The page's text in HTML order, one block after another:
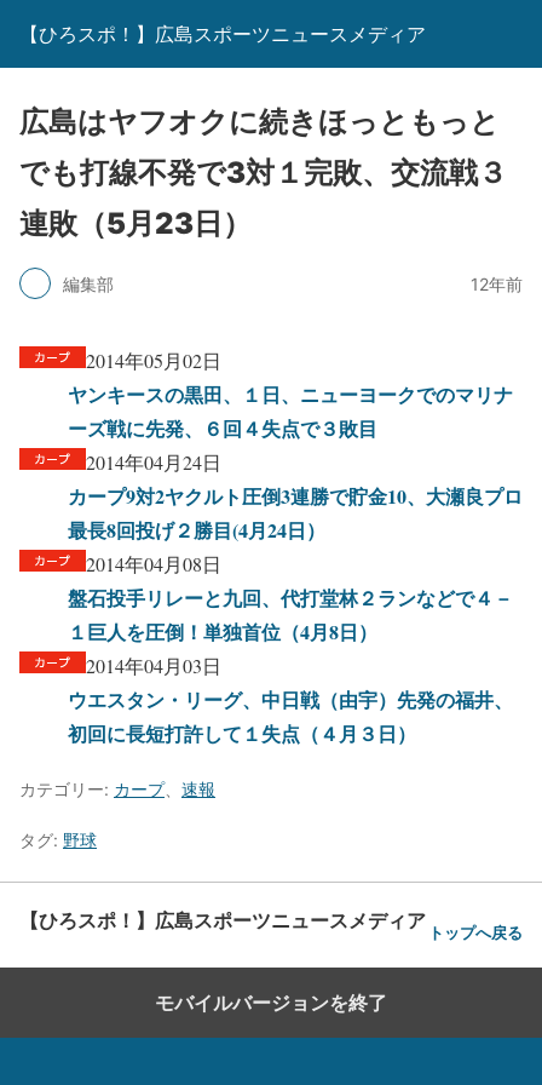
【ひろスポ！】広島スポーツニュースメディア
広島はヤフオクに続きほっともっと
でも打線不発で3対１完敗、交流戦３
連敗（5月23日）
編集部 12年前
2014年05月02日
ヤンキースの黒田、１日、ニューヨークでのマリナ
ーズ戦に先発、６回４失点で３敗目
2014年04月24日
カープ9対2ヤクルト圧倒3連勝で貯金10、大瀬良プロ
最長8回投げ２勝目(4月24日）
2014年04月08日
盤石投手リレーと九回、代打堂林２ランなどで４－
１巨人を圧倒！単独首位（4月8日）
2014年04月03日
ウエスタン・リーグ、中日戦（由宇）先発の福井、
初回に長短打許して１失点（４月３日）
カテゴリー: カープ、 速報
タグ: 野球
【ひろスポ！】広島スポーツニュースメディア トップへ戻る
モバイルバージョンを終了